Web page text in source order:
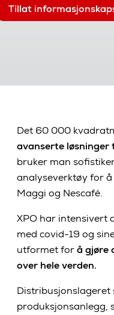
Tillat
Det 60 000
avanserte løsninger
bruker man
analyseverktøy for
Maggi og Nescafé.
XPO har intensivert
med covid-19 og
utformet forå gjøre
over hele verden.
Distribusjonslageret
produksjonsanlegg,